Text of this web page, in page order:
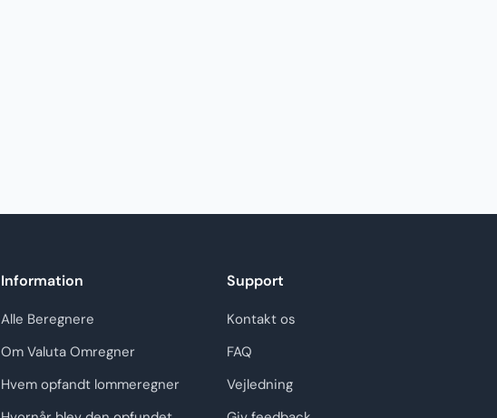
Information
Alle Beregnere
Om Valuta Omregner
Hvem opfandt lommeregner
Support
Kontakt os
FAQ
Vejledning